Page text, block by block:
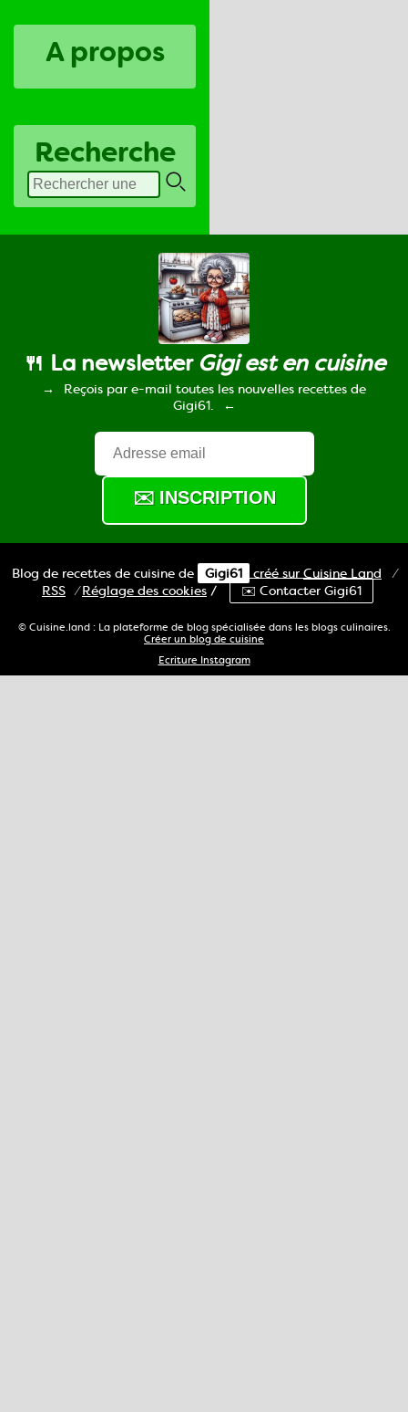
A propos
Recherche
🍴 La newsletter Gigi est en cuisine
Reçois par e-mail toutes les nouvelles recettes de
Gigi61.
Blog de recettes de cuisine de Gigi61 créé sur Cuisine Land
⁄
RSS ⁄Réglage des cookies / ✉️ Contacter Gigi61
© Cuisine.land : La plateforme de blog spécialisée dans les blogs culinaires.
Créer un blog de cuisine
Ecriture Instagram